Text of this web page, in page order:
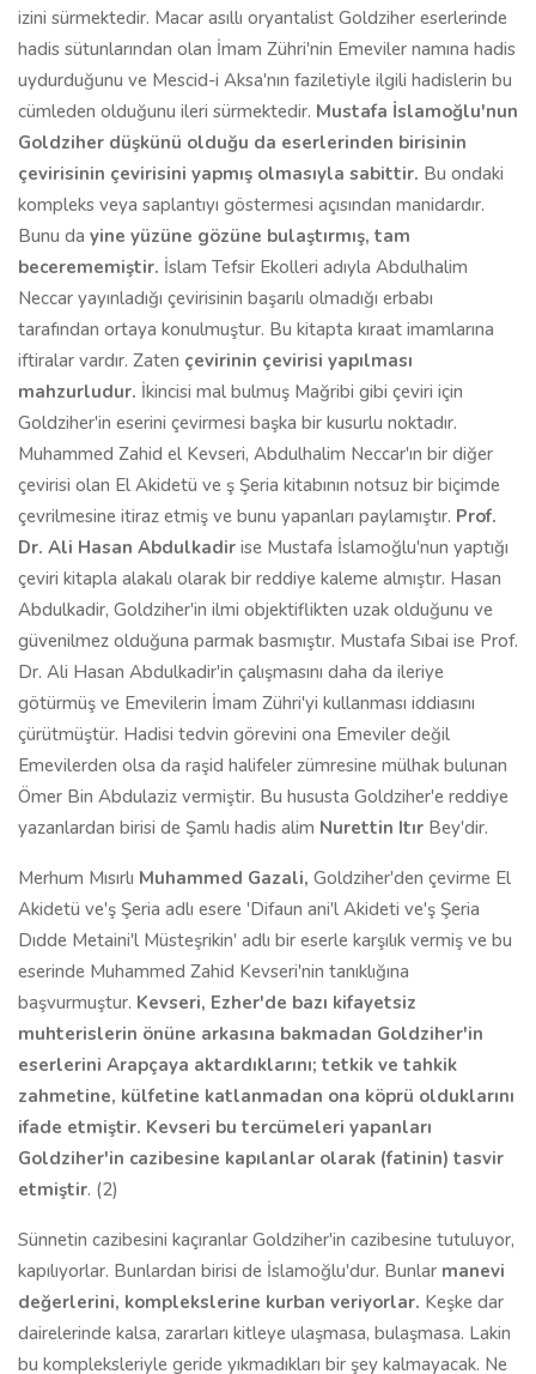
izini sürmektedir. Macar asıllı oryantalist Goldziher eserlerinde
hadis sütunlarından olan İmam Zühri'nin Emeviler namına hadis
uydurduğunu ve Mescid-i Aksa'nın faziletiyle ilgili hadislerin bu
cümleden olduğunu ileri sürmektedir. Mustafa İslamoğlu'nun
Goldziher düşkünü olduğu da eserlerinden birisinin
çevirisinin çevirisini yapmış olmasıyla sabittir. Bu ondaki
kompleks veya saplantıyı göstermesi açısından manidardır.
Bunu da yine yüzüne gözüne bulaştırmış, tam
becerememiştir. İslam Tefsir Ekolleri adıyla Abdulhalim
Neccar yayınladığı çevirisinin başarılı olmadığı erbabı
tarafından ortaya konulmuştur. Bu kitapta kıraat imamlarına
iftiralar vardır. Zaten çevirinin çevirisi yapılması
mahzurludur. İkincisi mal bulmuş Mağribi gibi çeviri için
Goldziher'in eserini çevirmesi başka bir kusurlu noktadır.
Muhammed Zahid el Kevseri, Abdulhalim Neccar'ın bir diğer
çevirisi olan El Akidetü ve ş Şeria kitabının notsuz bir biçimde
çevrilmesine itiraz etmiş ve bunu yapanları paylamıştır. Prof.
Dr. Ali Hasan Abdulkadir ise Mustafa İslamoğlu'nun yaptığı
çeviri kitapla alakalı olarak bir reddiye kaleme almıştır. Hasan
Abdulkadir, Goldziher'in ilmi objektiflikten uzak olduğunu ve
güvenilmez olduğuna parmak basmıştır. Mustafa Sıbai ise Prof.
Dr. Ali Hasan Abdulkadir'in çalışmasını daha da ileriye
götürmüş ve Emevilerin İmam Zühri'yi kullanması iddiasını
çürütmüştür. Hadisi tedvin görevini ona Emeviler değil
Emevilerden olsa da raşid halifeler zümresine mülhak bulunan
Ömer Bin Abdulaziz vermiştir. Bu hususta Goldziher'e reddiye
yazanlardan birisi de Şamlı hadis alim Nurettin Itır Bey'dir.
Merhum Mısırlı Muhammed Gazali, Goldziher'den çevirme El
Akidetü ve'ş Şeria adlı esere 'Difaun ani'l Akideti ve'ş Şeria
Dıdde Metaini'l Müsteşrikin' adlı bir eserle karşılık vermiş ve bu
eserinde Muhammed Zahid Kevseri'nin tanıklığına
başvurmuştur. Kevseri, Ezher'de bazı kifayetsiz
muhterislerin önüne arkasına bakmadan Goldziher'in
eserlerini Arapçaya aktardıklarını; tetkik ve tahkik
zahmetine, külfetine katlanmadan ona köprü olduklarını
ifade etmiştir. Kevseri bu tercümeleri yapanları
Goldziher'in cazibesine kapılanlar olarak (fatinin) tasvir
etmiştir. (2)
Sünnetin cazibesini kaçıranlar Goldziher'in cazibesine tutuluyor,
kapılıyorlar. Bunlardan birisi de İslamoğlu'dur. Bunlar manevi
değerlerini, komplekslerine kurban veriyorlar. Keşke dar
dairelerinde kalsa, zararları kitleye ulaşmasa, bulaşmasa. Lakin
bu kompleksleriyle geride yıkmadıkları bir şey kalmayacak. Ne